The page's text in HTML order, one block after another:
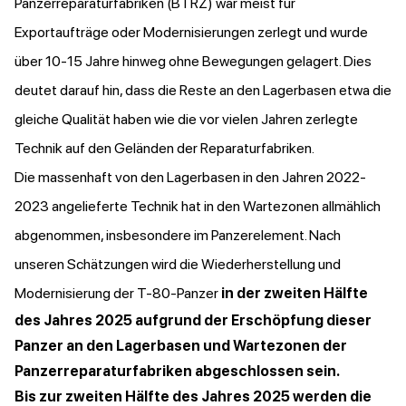
Exportaufträge oder Modernisierungen zerlegt und wurde
über 10-15 Jahre hinweg ohne Bewegungen gelagert. Dies
deutet darauf hin, dass die Reste an den Lagerbasen etwa die
gleiche Qualität haben wie die vor vielen Jahren zerlegte
Technik auf den Geländen der Reparaturfabriken.
Die massenhaft von den Lagerbasen in den Jahren 2022-
2023 angelieferte Technik hat in den Wartezonen allmählich
abgenommen, insbesondere im Panzerelement. Nach
unseren Schätzungen wird die Wiederherstellung und
Modernisierung der T-80-Panzer in der zweiten Hälfte
des Jahres 2025 aufgrund der Erschöpfung dieser
Panzer an den Lagerbasen und Wartezonen der
Panzerreparaturfabriken abgeschlossen sein.
Bis zur zweiten Hälfte des Jahres 2025 werden die